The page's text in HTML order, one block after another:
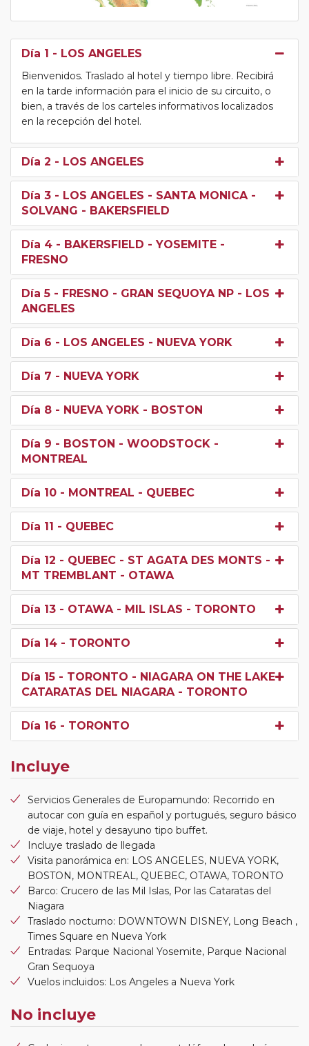
Día 1 - LOS ANGELES
Bienvenidos. Traslado al hotel y tiempo libre. Recibirá
en la tarde información para el inicio de su circuito, o
bien, a través de los carteles informativos localizados
en la recepción del hotel.
Día 2 - LOS ANGELES
Día 3 - LOS ANGELES - SANTA MONICA -
SOLVANG - BAKERSFIELD
Día 4 - BAKERSFIELD - YOSEMITE -
FRESNO
Día 5 - FRESNO - GRAN SEQUOYA NP - LOS
ANGELES
Día 6 - LOS ANGELES - NUEVA YORK
Día 7 - NUEVA YORK
Día 8 - NUEVA YORK - BOSTON
Día 9 - BOSTON - WOODSTOCK -
MONTREAL
Día 10 - MONTREAL - QUEBEC
Día 11 - QUEBEC
Día 12 - QUEBEC - ST AGATA DES MONTS -
MT TREMBLANT - OTAWA
Día 13 - OTAWA - MIL ISLAS - TORONTO
Día 14 - TORONTO
Día 15 - TORONTO - NIAGARA ON THE LAKE -
CATARATAS DEL NIAGARA - TORONTO
Día 16 - TORONTO
Incluye
Servicios Generales de Europamundo: Recorrido en
autocar con guía en español y portugués, seguro básico
de viaje, hotel y desayuno tipo buffet.
Incluye traslado de llegada
Visita panorámica en: LOS ANGELES, NUEVA YORK,
BOSTON, MONTREAL, QUEBEC, OTAWA, TORONTO
Barco: Crucero de las Mil Islas, Por las Cataratas del
Niagara
Traslado nocturno: DOWNTOWN DISNEY, Long Beach ,
Times Square en Nueva York
Entradas: Parque Nacional Yosemite, Parque Nacional
Gran Sequoya
Vuelos incluidos: Los Angeles a Nueva York
No incluye